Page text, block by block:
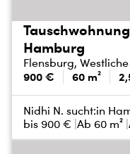
Hamburg
Flensburg,
900 € 60 m²
Nidhi N. sucht:in
bis 900 € Ab 60 m²